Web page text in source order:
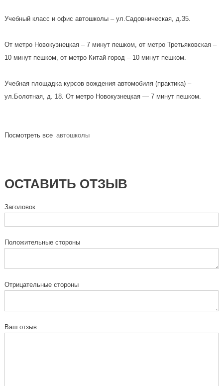
Учебный класс и офис автошколы – ул.Садовническая, д.35.
От метро Новокузнецкая – 7 минут пешком, от метро Третьяковская –
10 минут пешком, от метро Китай-город – 10 минут пешком.
Учебная площадка курсов вождения автомобиля (практика) –
ул.Болотная, д. 18. От метро Новокузнецкая — 7 минут пешком.
Посмотреть все автошколы
ОСТАВИТЬ ОТЗЫВ
Заголовок
Положительные стороны
Отрицательные стороны
Ваш отзыв